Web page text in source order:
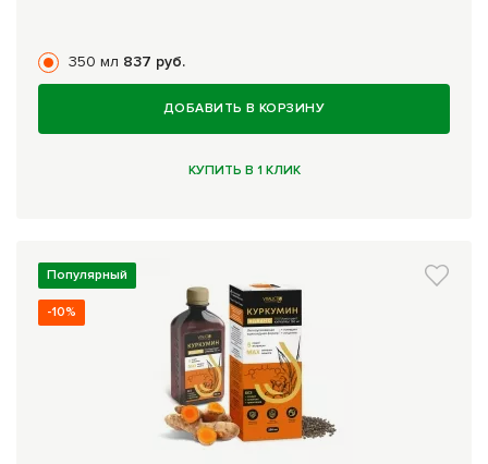
350 мл 837 руб.
ДОБАВИТЬ В КОРЗИНУ
КУПИТЬ В 1 КЛИК
Популярный
-10%